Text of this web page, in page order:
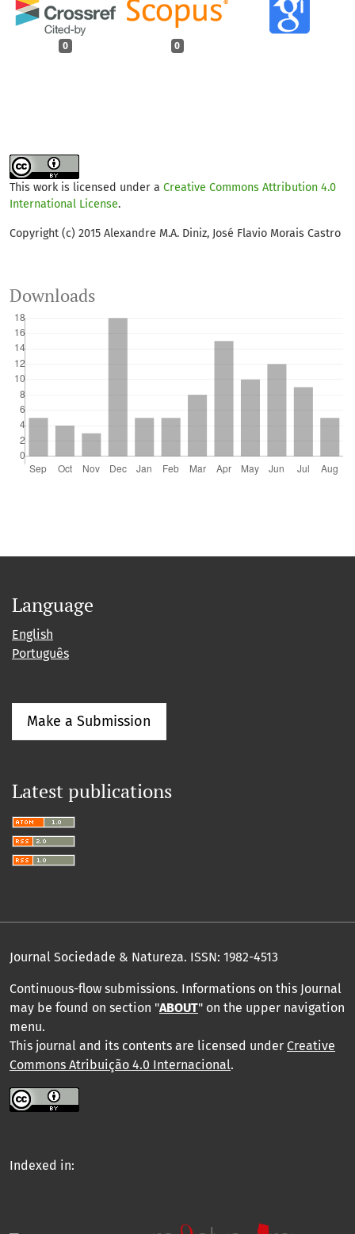
0 0
This work is licensed under a Creative Commons Attribution 4.0
International License.
Copyright (c) 2015 Alexandre M.A. Diniz, José Flavio Morais Castro
Downloads
Language
English
Português
Make a Submission
Latest publications
Journal Sociedade & Natureza. ISSN: 1982-4513
Continuous-flow submissions. Informations on this Journal
may be found on section "ABOUT" on the upper navigation
menu.
This journal and its contents are licensed under Creative
Commons Atribuição 4.0 Internacional.
Indexed in: